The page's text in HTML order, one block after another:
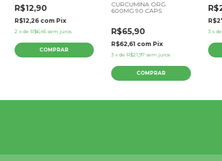
R$12,90
R$12,26 com Pix
2 xde R$6,45 sem juros
CURCUMINA ORG.
600MG 90 CAPS
R$65,90
R$62,61 com Pix
3 xde R$21,97 sem juros
3 x